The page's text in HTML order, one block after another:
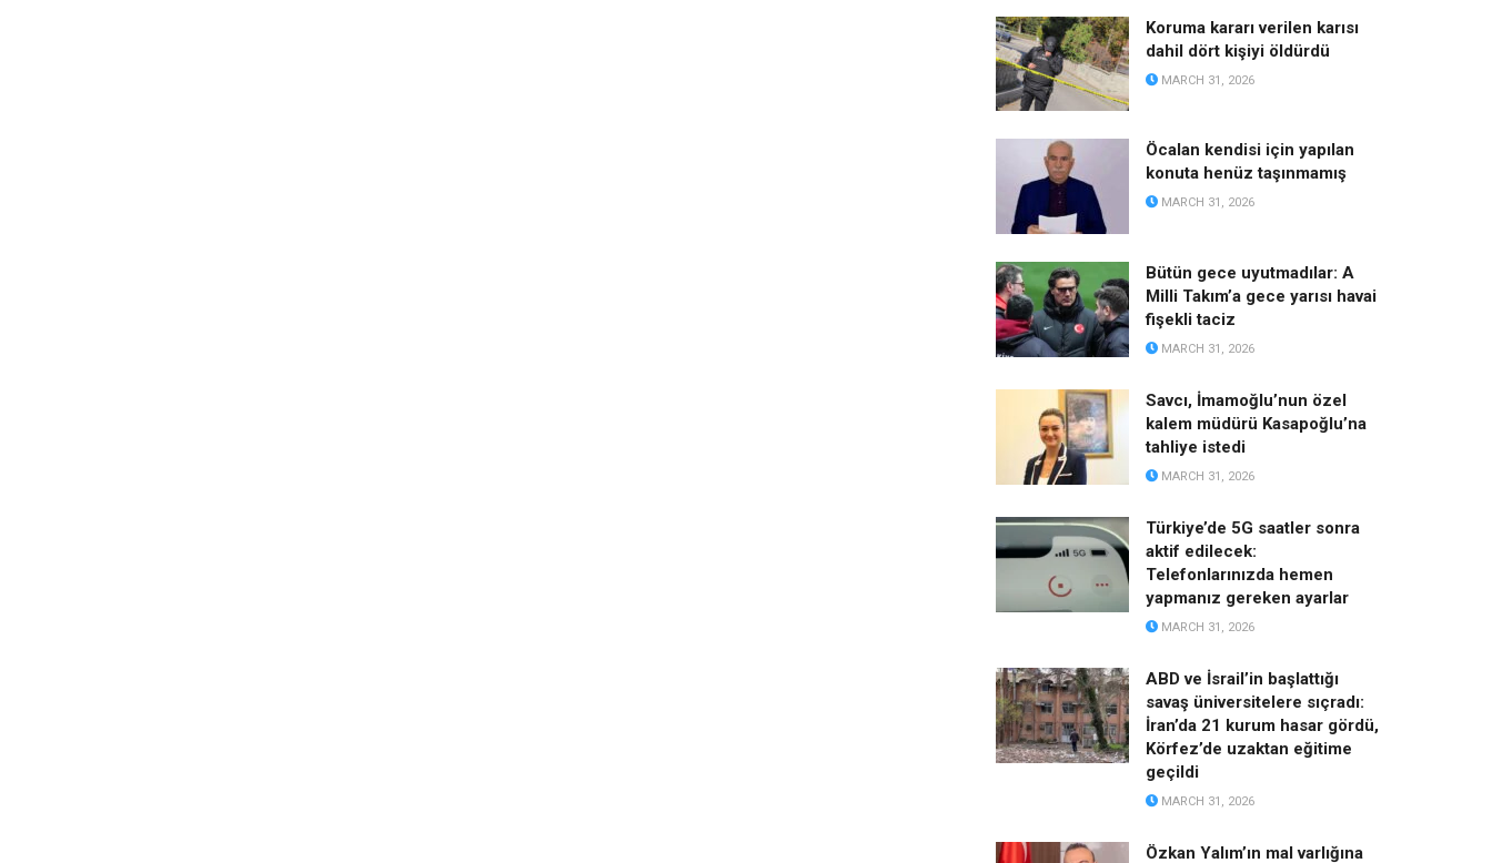
Koruma kararı verilen karısı
dahil dört kişiyi öldürdü
MARCH 31, 2026
Öcalan kendisi için yapılan
konuta henüz taşınmamış
MARCH 31, 2026
Bütün gece uyutmadılar: A
Milli Takım’a gece yarısı havai
fişekli taciz
MARCH 31, 2026
Savcı, İmamoğlu’nun özel
kalem müdürü Kasapoğlu’na
tahliye istedi
MARCH 31, 2026
Türkiye’de 5G saatler sonra
aktif edilecek:
Telefonlarınızda hemen
yapmanız gereken ayarlar
MARCH 31, 2026
ABD ve İsrail’in başlattığı
savaş üniversitelere sıçradı:
İran’da 21 kurum hasar gördü,
Körfez’de uzaktan eğitime
geçildi
MARCH 31, 2026
Özkan Yalım’ın mal varlığına